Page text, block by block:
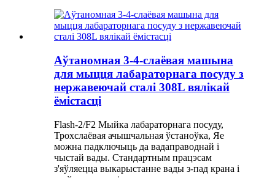
Аўтаномная 3-4-слаёвая машына
для мыцця лабараторнага посуду з
нержавеючай сталі 308L вялікай
ёмістасці
Flash-2/F2 Мыйка лабараторнага посуду,
Трохслаёвая ачышчальная ўстаноўка, Яе
можна падключыць да вадаправоднай і
чыстай вады. Стандартным працэсам
з'яўляецца выкарыстанне вады з-пад крана і